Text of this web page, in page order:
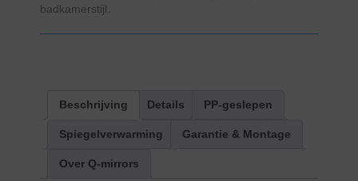
badkamerstijl.
Beschrijving Details PP-geslepen
Spiegelverwarming Garantie & Montage
Over Q-mirrors